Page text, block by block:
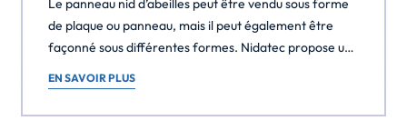
Le panneau nid d’abeilles peut être vendu sous forme
de plaque ou panneau, mais il peut également être
façonné sous différentes formes. Nidatec propose une
disposons de machines permettant la découpe de
plaques pour la réalisation de bandes fines. Découpe
EN SAVOIR PLUS